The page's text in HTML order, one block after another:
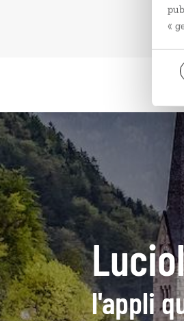
«
l'appli